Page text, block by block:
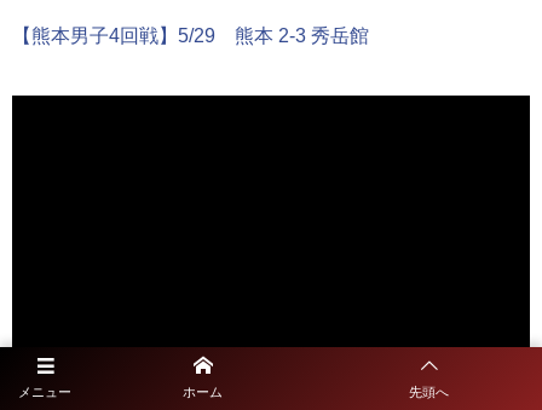
【熊本男子4回戦】5/29 熊本 2-3 秀岳館
メニュー ホーム 先頭へ